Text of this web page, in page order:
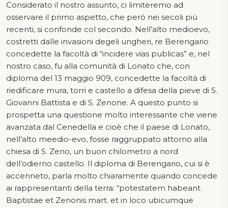
Considerato il nostro assunto, ci limiteremo ad
osservare il primo aspetto, che però nei secoli più
recenti, si confonde col secondo. Nell’alto medioevo,
costretti dalle invasioni degeli ungheri, re Berengario
concedette la facoltà di “incidere vias publicas” e, nel
nostro caso, fu alla comunità di Lonato che, con
diploma del 13 maggio 909, concedette la facoltà di
riedificare mura, torri e castello a difesa della pieve di S.
Giovanni Battista e di S. Zenone. A questo punto si
prospetta una questione molto interessante che viene
avanzata dal Cenedella e cioè che il paese di Lonato,
nell’alto meedio-evo, fosse raggruppato attorno alla
chiesa di S. Zeno, un buon chilometro a nord
dell’odierno castello. Il diploma di Berengario, cui si è
accenneto, parla molto chiaramente quando concede
ai rappresentanti della terra: “potestatem habeant
Baptistae et Zenonis mart. et in loco ubicumque